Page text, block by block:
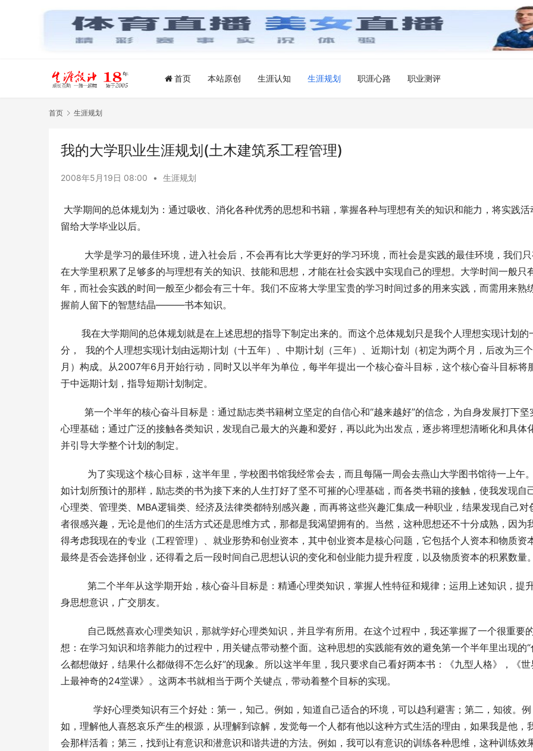
首页 本站原创 生涯认知 生涯规划 职涯心路 职业测评
首页 生涯规划
我的大学职业生涯规划(土木建筑系工程管理)
2008年5月19日 08:00 • 生涯规划
大学期间的总体规划为：通过吸收、消化各种优秀的思想和书籍，掌握各种与理想有关的知识和能力，将实践活
留给大学毕业以后。
大学是学习的最佳环境，进入社会后，不会再有比大学更好的学习环境，而社会是实践的最佳环境，我们
在大学里积累了足够多的与理想有关的知识、技能和思想，才能在社会实践中实现自己的理想。大学时间一般只
年，而社会实践的时间一般至少都会有三十年。我们不应将大学里宝贵的学习时间过多的用来实践，而需用来熟
握前人留下的智慧结晶———书本知识。
我在大学期间的总体规划就是在上述思想的指导下制定出来的。而这个总体规划只是我个人理想实现计划的
分，  我的个人理想实现计划由远期计划（十五年）、中期计划（三年）、近期计划（初定为两个月，后改为三个
月）构成。从2007年6月开始行动，同时又以半年为单位，每半年提出一个核心奋斗目标，这个核心奋斗目标将
于中远期计划，指导短期计划制定。
第一个半年的核心奋斗目标是：通过励志类书籍树立坚定的自信心和“越来越好”的信念，为自身发展打下坚
心理基础；通过广泛的接触各类知识，发现自己最大的兴趣和爱好，再以此为出发点，逐步将理想清晰化和具体
并引导大学整个计划的制定。
为了实现这个核心目标，这半年里，学校图书馆我经常会去，而且每隔一周会去燕山大学图书馆待一上午
如计划所预计的那样，励志类的书为接下来的人生打好了坚不可摧的心理基础，而各类书籍的接触，使我发现自
心理类、管理类、MBA逻辑类、经济及法律类都特别感兴趣，而再将这些兴趣汇集成一种职业，结果发现自己对
者很感兴趣，无论是他们的生活方式还是思维方式，那都是我渴望拥有的。当然，这种思想还不十分成熟，因为
得考虑我现在的专业（工程管理）、就业形势和创业资本，其中创业资本是核心问题，它包括个人资本和物质资
最终是否会选择创业，还得看之后一段时间自己思想认识的变化和创业能力提升程度，以及物质资本的积累数量
第二个半年从这学期开始，核心奋斗目标是：精通心理类知识，掌握人性特征和规律；运用上述知识，提
身思想意识，广交朋友。
自己既然喜欢心理类知识，那就学好心理类知识，并且学有所用。在这个过程中，我还掌握了一个很重要
想：在学习知识和培养能力的过程中，用关键点带动整个面。这种思想的实践能有效的避免第一个半年里出现的“
么都想做好，结果什么都做得不怎么好”的现象。所以这半年里，我只要求自己看好两本书：《九型人格》，《世
上最神奇的24堂课》。这两本书就相当于两个关键点，带动着整个目标的实现。
学好心理类知识有三个好处：第一，知己。例如，知道自己适合的环境，可以趋利避害；第二，知彼。例
如，理解他人喜怒哀乐产生的根源，从理解到谅解，发觉每一个人都有他以这种方式生活的理由，如果我是他，
会那样活着；第三，找到让有意识和潜意识和谐共进的方法。例如，我可以有意识的训练各种思维，这种训练效